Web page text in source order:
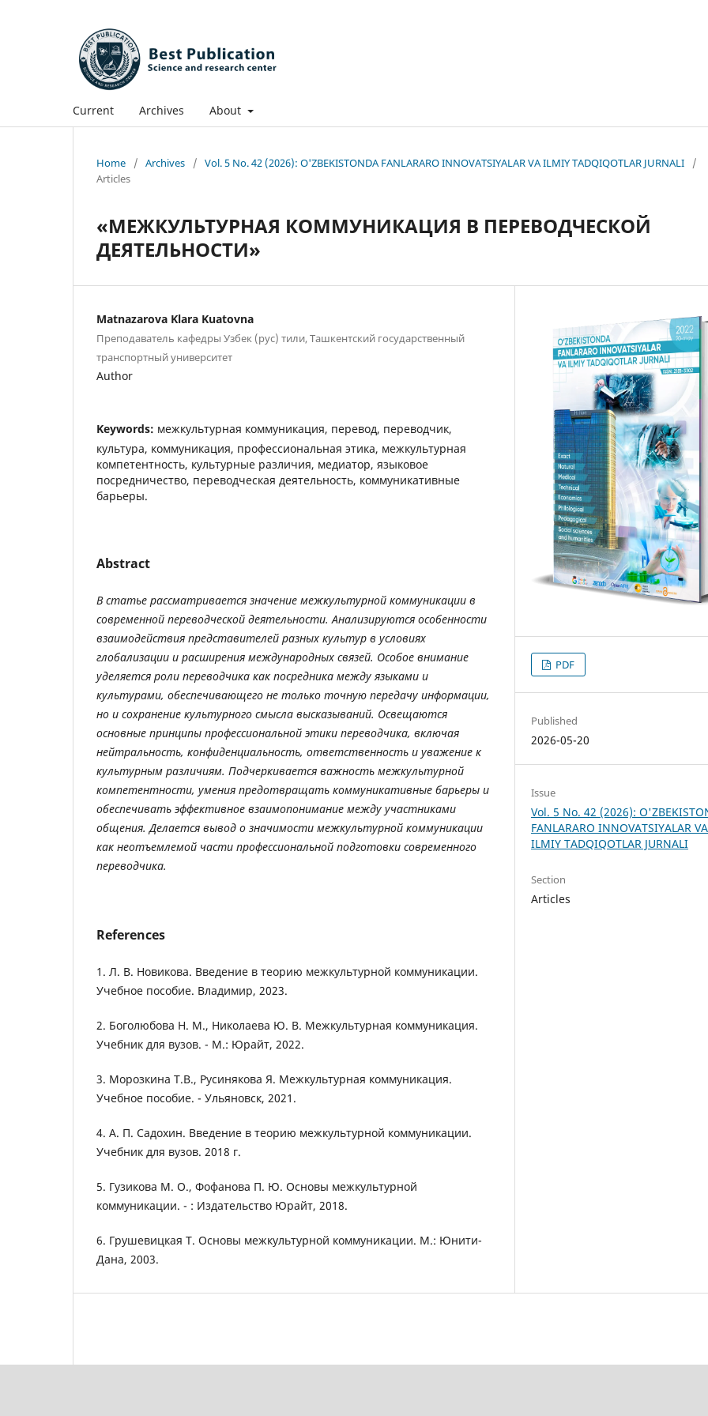
Current Archives About
Home / Archives / Vol. 5 No. 42 (2026): O'ZBEKISTONDA FANLARARO INNOVATSIYALAR VA ILMIY TADQIQOTLAR JURNALI
/
Articles
«МЕЖКУЛЬТУРНАЯ КОММУНИКАЦИЯ В ПЕРЕВОДЧЕСКОЙ
ДЕЯТЕЛЬНОСТИ»
Matnazarova Klara Kuatovna
Преподаватель кафедры Узбек (рус) тили, Ташкентский государственный
транспортный университет
Author
Keywords: межкультурная коммуникация, перевод, переводчик,
культура, коммуникация, профессиональная этика, межкультурная
компетентность, культурные различия, медиатор, языковое
посредничество, переводческая деятельность, коммуникативные
барьеры.
Abstract
В статье рассматривается значение межкультурной коммуникации в
современной переводческой деятельности. Анализируются особенности
взаимодействия представителей разных культур в условиях
глобализации и расширения международных связей. Особое внимание
уделяется роли переводчика как посредника между языками и
культурами, обеспечивающего не только точную передачу информации,
но и сохранение культурного смысла высказываний. Освещаются
основные принципы профессиональной этики переводчика, включая
нейтральность, конфиденциальность, ответственность и уважение к
культурным различиям. Подчеркивается важность межкультурной
компетентности, умения предотвращать коммуникативные барьеры и
обеспечивать эффективное взаимопонимание между участниками
общения. Делается вывод о значимости межкультурной коммуникации
как неотъемлемой части профессиональной подготовки современного
переводчика.
References
1. Л. В. Новикова. Введение в теорию межкультурной коммуникации.
Учебное пособие. Владимир, 2023.
2. Боголюбова Н. М., Николаева Ю. В. Межкультурная коммуникация.
Учебник для вузов. - М.: Юрайт, 2022.
3. Морозкина Т.В., Русинякова Я. Межкультурная коммуникация.
Учебное пособие. - Ульяновск, 2021.
4. А. П. Садохин. Введение в теорию межкультурной коммуникации.
Учебник для вузов. 2018 г.
5. Гузикова М. О., Фофанова П. Ю. Основы межкультурной
коммуникации. - : Издательство Юрайт, 2018.
6. Грушевицкая Т. Основы межкультурной коммуникации. М.: Юнити-
Дана, 2003.
PDF
Published
2026-05-20
Issue
Vol. 5 No. 42 (2026):
FANLARARO INNOVATSIYALAR VA
ILMIY TADQIQOTLAR JURNALI
Section
Articles